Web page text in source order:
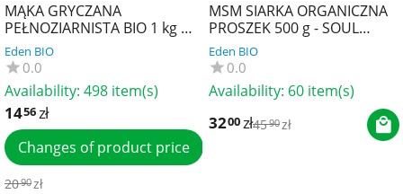
MĄKA GRYCZANA
PEŁNOZIARNISTA BIO 1 kg -
BIO PLANET
Eden BIO
0.0
Availability: 498 item(s)
1456zł
Changes of product price
2090zł
MSM SIARKA ORGANICZNA
PROSZEK 500 g - SOUL
FARM
Eden BIO
0.0
Availability: 60 item(s)
3200zł4590zł